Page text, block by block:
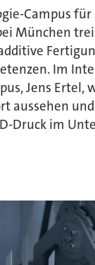
Campus
München
Im
Jens Ertel,
aussehen
Druck im